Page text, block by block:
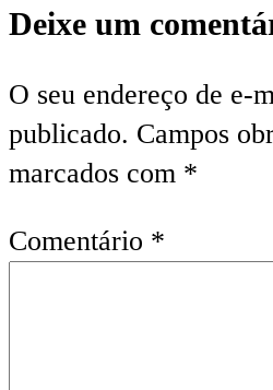
Deixe um
O seu endereço de e-
publicado. Campos
marcados com *
Comentário *